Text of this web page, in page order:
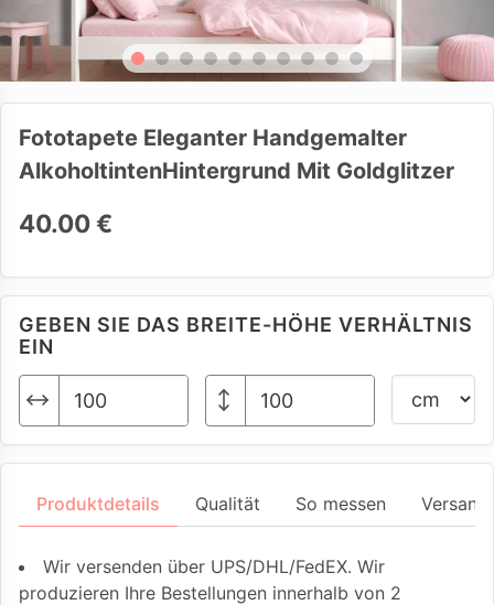
Fototapete Eleganter Handgemalter
AlkoholtintenHintergrund Mit Goldglitzer
40.00 €
GEBEN SIE DAS BREITE-HÖHE VERHÄLTNIS
EIN
Produktdetails Qualität So messen
Wir versenden über UPS/DHL/FedEX. Wir
produzieren Ihre Bestellungen innerhalb von 2